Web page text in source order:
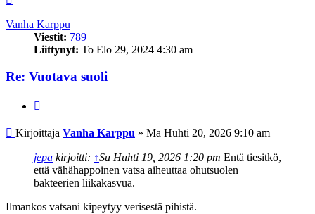
Vanha Karppu
Viestit: 789
Liittynyt: To Elo 29, 2024 4:30 am
Re: Vuotava suoli
Viesti
Kirjoittaja Vanha Karppu » Ma Huhti 20, 2026 9:10 am
jepa kirjoitti: ↑Su Huhti 19, 2026 1:20 pm Entä tiesitkö,
että vähähappoinen vatsa aiheuttaa ohutsuolen
bakteerien liikakasvua.
Ilmankos vatsani kipeytyy verisestä pihistä.